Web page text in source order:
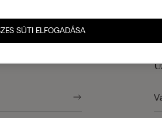
SÜTI ELFOGADÁSA